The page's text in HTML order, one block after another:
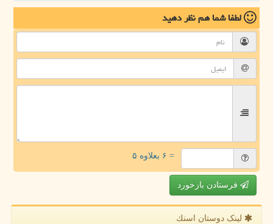
لطفا شما همنظر دهید
= ۶ بعلاوه ۵
فرستادن بازخورد
لینک دوستان اسنك